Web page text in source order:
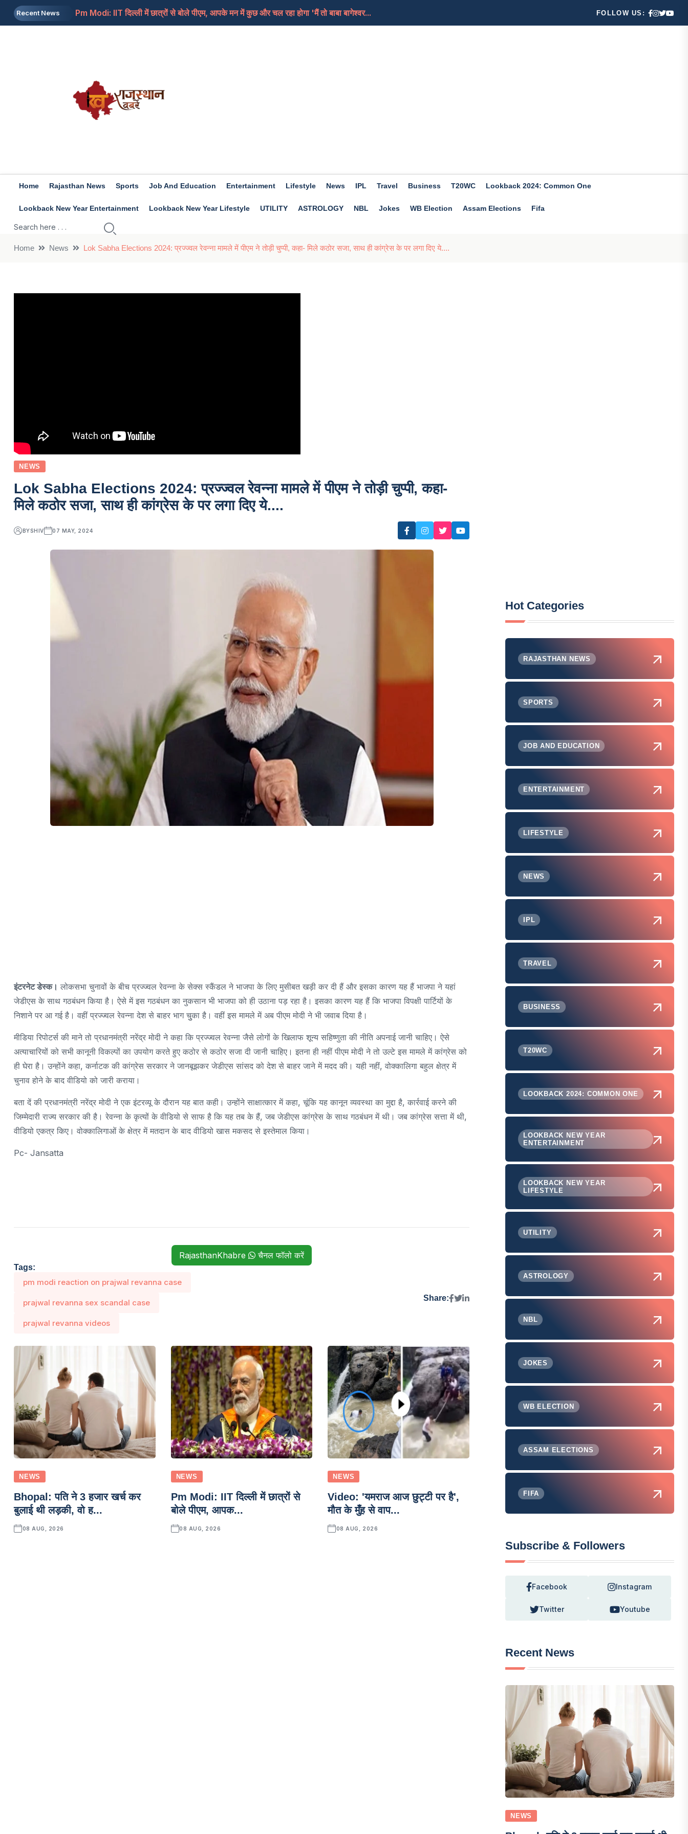
Recent News
Pm Modi: IIT दिल्ली में छात्रों से बोले पीएम, आपके मन में कुछ और चल रहा होगा 'मैं तो बाबा बागेश्वर...
Bhopal: पति ने 3 हजार खर्च कर बुलाई थी लड़की, वो ही निकल गई पत्नी, एक दूसरे को देख खिसक गई जमीन
FOLLOW US:
Home Rajasthan News Sports Job And Education Entertainment Lifestyle News IPL Travel Business T20WC Lookback 2024: Common One
Lookback New Year Entertainment Lookback New Year Lifestyle UTILITY ASTROLOGY NBL Jokes WB Election Assam Elections Fifa
Home News Lok Sabha Elections 2024: प्रज्ज्वल रेवन्ना मामले में पीएम ने तोड़ी चुप्पी, कहा- मिले कठोर सजा, साथ ही कांग्रेस के पर लगा दिए ये....
NEWS
Lok Sabha Elections 2024: प्रज्ज्वल रेवन्ना मामले में पीएम ने तोड़ी चुप्पी, कहा-
मिले कठोर सजा, साथ ही कांग्रेस के पर लगा दिए ये....
BYSHIV 07 MAY, 2024
इंटरनेट डेस्क। लोकसभा चुनावों के बीच प्रज्ज्वल रेवन्ना के सेक्स स्कैंडल ने भाजपा के लिए मुसीबत खड़ी कर दी हैं और इसका कारण यह हैं भाजपा ने यहां
जेडीएस के साथ गठबंधन किया है। ऐसे में इस गठबंधन का नुकसान भी भाजपा को ही उठाना पड़ रहा है। इसका कारण यह हैं कि भाजपा विपक्षी पार्टियों के
निशाने पर आ गई है। वहीं प्रज्ज्वल रेवन्ना देश से बाहर भाग चुुका है। वहीं इस मामले में अब पीएम मोदी ने भी जवाब दिया है।
मीडिया रिपोटर्स की माने तो प्रधानमंत्री नरेंद्र मोदी ने कहा कि प्रज्ज्वल रेवन्ना जैसे लोगों के खिलाफ शून्य सहिष्णुता की नीति अपनाई जानी चाहिए। ऐसे
अत्याचारियों को सभी कानूनी विकल्पों का उपयोग करते हुए कठोर से कठोर सजा दी जानी चाहिए। इतना ही नहीं पीएम मोदी ने तो उल्टे इस मामले में कांग्रेस को
ही घेरा है। उन्होंने कहा, कर्नाटक की कांग्रेस सरकार ने जानबूझकर जेडीएस सांसद को देश से बाहर जाने में मदद की। यही नहीं, वोक्कालिगा बहुल क्षेत्र में
चुनाव होने के बाद वीडियो को जारी कराया।
बता दें की प्रधानमंत्री नरेंद्र मोदी ने एक इंटरव्यू के दौरान यह बात कही। उन्होंने साक्षात्कार में कहा, चूंकि यह कानून व्यवस्था का मुद्दा है, कार्रवाई करने की
जिम्मेदारी राज्य सरकार की है। रेवन्ना के कृत्यों के वीडियो से साफ है कि यह तब के हैं, जब जेडीएस कांग्रेस के साथ गठबंधन में थी। जब कांग्रेस सत्ता में थी,
वीडियो एकत्र किए। वोक्कालिगाओं के क्षेत्र में मतदान के बाद वीडियो खास मकसद से इस्तेमाल किया।
Pc- Jansatta
RajasthanKhabre चैनल फॉलो करें
Tags:
pm modi reaction on prajwal revanna case
prajwal revanna sex scandal case
prajwal revanna videos
Share:
NEWS
Bhopal: पति ने 3 हजार खर्च कर
बुलाई थी लड़की, वो ह...
08 AUG, 2026
NEWS
Pm Modi: IIT दिल्ली में छात्रों से
बोले पीएम, आपक...
08 AUG, 2026
NEWS
Video: 'यमराज आज छुट्टी पर है',
मौत के मुँह से वाप...
08 AUG, 2026
Hot Categories
RAJASTHAN NEWS
SPORTS
JOB AND EDUCATION
ENTERTAINMENT
LIFESTYLE
NEWS
IPL
TRAVEL
BUSINESS
T20WC
LOOKBACK 2024: COMMON ONE
LOOKBACK NEW YEAR
ENTERTAINMENT
LOOKBACK NEW YEAR
LIFESTYLE
UTILITY
ASTROLOGY
NBL
JOKES
WB ELECTION
ASSAM ELECTIONS
FIFA
Subscribe & Followers
Facebook Instagram
Twitter Youtube
Recent News
NEWS